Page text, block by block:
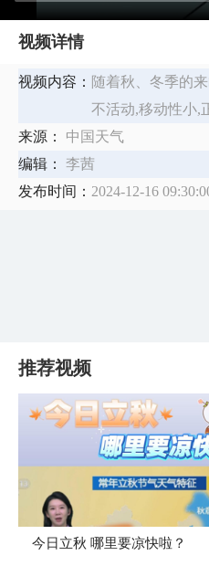
视频详情
视频内容： 随着秋、冬季的
不活动,移动性小,
来源：
中国天气
编辑：
李茜
发布时间： 2024-12-16
推荐视频
今日立秋 哪里要凉快啦？